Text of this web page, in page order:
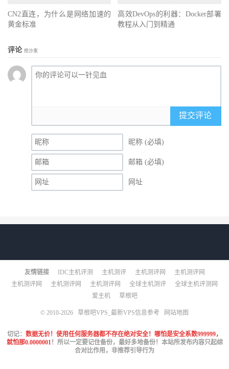
CN2直连，为什么是网络加速的
黄金标准
高效DevOps的利器：Docker部署
教程从入门到精通
评论 抢沙发
提交评论
昵称 (必填)
邮箱 (必填)
网址
友情链接 IDC主机评测 主机测评 主机测评网
主机测评网
主机测评网
主机测评网 主机测评网 全球主机测评
全球主机评测网
爱主机
草根吧
© 2010-2026 草根吧VPS_最新VPS信息参考 网站地图
切记： 数据无价！使用任何服务器都不存在绝对安全！哪怕是安全系数999999，
就怕那0.0000001！所以一定要记住备份，最好多地备份！本站所发布内容只起综
合对比作用，非推荐引导行为